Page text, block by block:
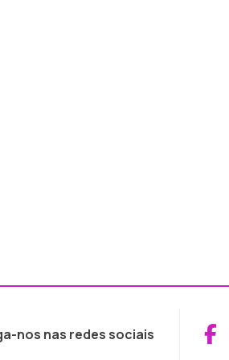
nos nas redes sociais